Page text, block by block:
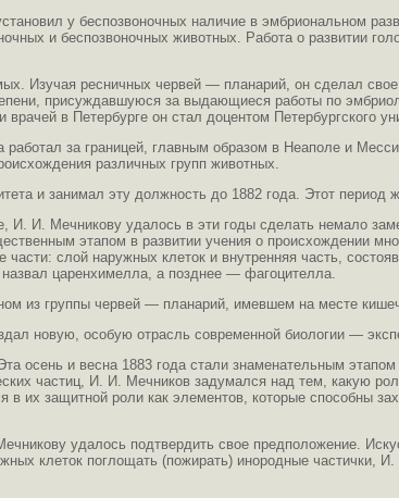
у беспозвоночных наличие в эмбриональном
и беспозвоночных животных. Работа о развитии
Изучая ресничных червей — планарий, он сделал
присуждавшуюся за выдающиеся работы по
в Петербурге он стал доцентом Петербургского
за границей, главным образом в Неаполе и
различных групп животных.
и занимал эту должность до 1882 года. Этот
И. И. Мечникову удалось в эти годы сделать немало
этапом в развитии учения о происхождении
слой наружных клеток и внутренняя часть,
царенхимелла, а позднее — фагоцителла.
из группы червей — планарий, имевшем на месте
новую, особую отрасль современной биологии —
и весна 1883 года стали знаменательным
частиц, И. И. Мечников задумался над тем, какую
их защитной роли как элементов, которые способны
удалось подтвердить свое предположение.
клеток поглощать (пожирать) инородные